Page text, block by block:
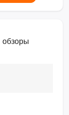
обзоры